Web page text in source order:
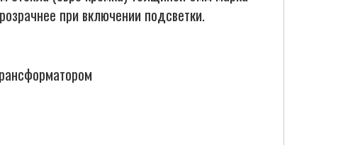
при включении подсветки.